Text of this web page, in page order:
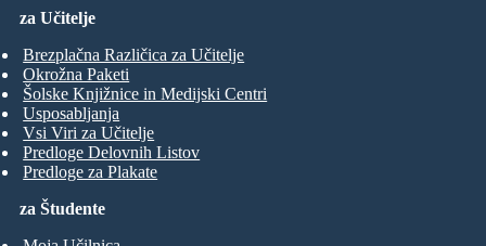
za Študente
za Učitelje
Brezplačna Različica za Učitelje
Okrožna Paketi
Šolske Knjižnice in Medijski Centri
Usposabljanja
Vsi Viri za Učitelje
Predloge Delovnih Listov
Predloge za Plakate